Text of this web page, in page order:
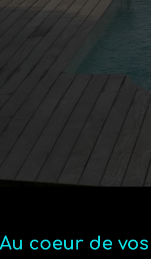
Au coeur de